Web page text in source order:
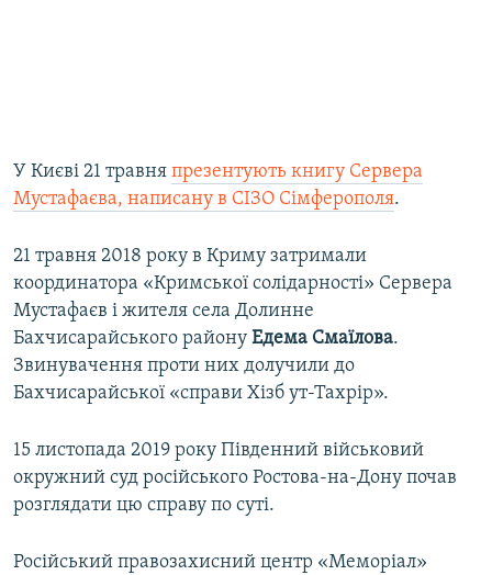
У Києві 21 травня презентують книгу Сервера
Мустафаєва, написану в СІЗО Сімферополя.
21 травня 2018 року в Криму затримали
координатора «Кримської солідарності» Сервера
Мустафаєв і жителя села Долинне
Бахчисарайського району Едема Смаїлова.
Звинувачення проти них долучили до
Бахчисарайської «справи Хізб ут-Тахрір».
15 листопада 2019 року Південний військовий
окружний суд російського Ростова-на-Дону почав
розглядати цю справу по суті.
Російський правозахисний центр «Меморіал»